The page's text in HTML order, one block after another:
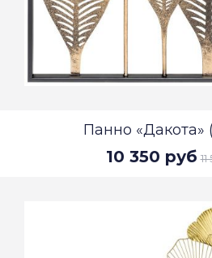
Панно «Дакота»
10 350 руб